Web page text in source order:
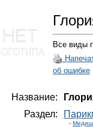
Все виды
об ошибке
Название:
Раздел:
-